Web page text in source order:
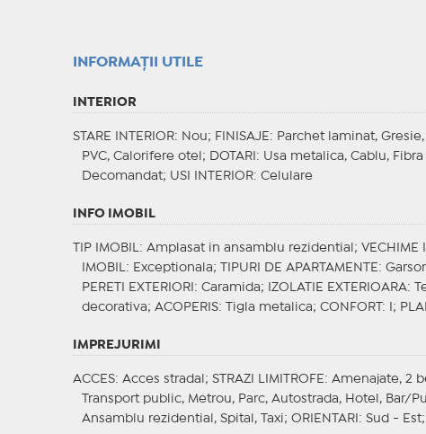
INFORMAŢII UTILE
INTERIOR
STARE INTERIOR: Nou; FINISAJE : Parchet laminat,
PVC, Calorifere otel;
DOTARI : Usa metalica, Cablu,
Decomandat; USI INTERIOR: Celulare
INFO IMOBIL
TIP IMOBIL : Amplasat in ansamblu rezidential; VECHIME
IMOBIL
: Exceptionala; TIPURI DE APARTAMENTE :
PERETI EXTERIORI : Caramida; IZOLATIE EXTERIOARA:
decorativa; ACOPERIS: Tigla metalica; CONFORT : I;
IMPREJURIMI
ACCES: Acces stradal; STRAZI LIMITROFE : Amenajate, 2
Transport public, Metrou, Parc, Autostrada, Hotel, Bar/
Ansamblu rezidential, Spital, Taxi; ORIENTARI : Sud - Est;